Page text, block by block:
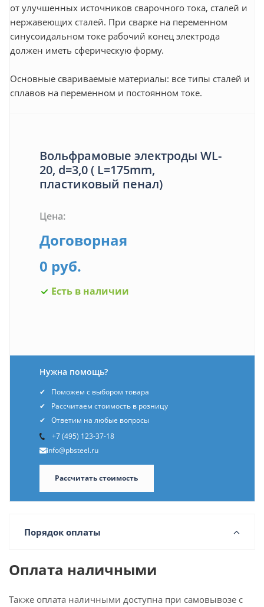
от улучшенных источников сварочного тока, сталей и
нержавеющих сталей. При сварке на переменном
синусоидальном токе рабочий конец электрода
должен иметь сферическую форму.
Основные свариваемые материалы: все типы сталей и
сплавов на переменном и постоянном токе.
Вольфрамовые электроды WL-
20, d=3,0 ( L=175mm,
пластиковый пенал)
Цена:
Договорная
0 руб.
Есть в наличии
Нужна помощь?
Поможем с выбором товара
Рассчитаем стоимость в розницу
Ответим на любые вопросы
+7 (495) 123-37-18
info@pbsteel.ru
Рассчитать стоимость
Порядок оплаты
Оплата наличными
Также оплата наличными доступна при самовывозе с